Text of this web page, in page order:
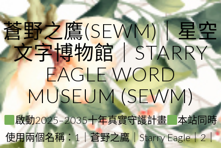
to
content
蒼野之鷹(SEWM)｜星空
文字博物館｜STARRY
EAGLE WORD
MUSEUM (SEWM)
啟動2025–2035十年真實守護計畫
本站同時
使用兩個名稱：1｜蒼野之鷹｜Starry Eagle｜2｜